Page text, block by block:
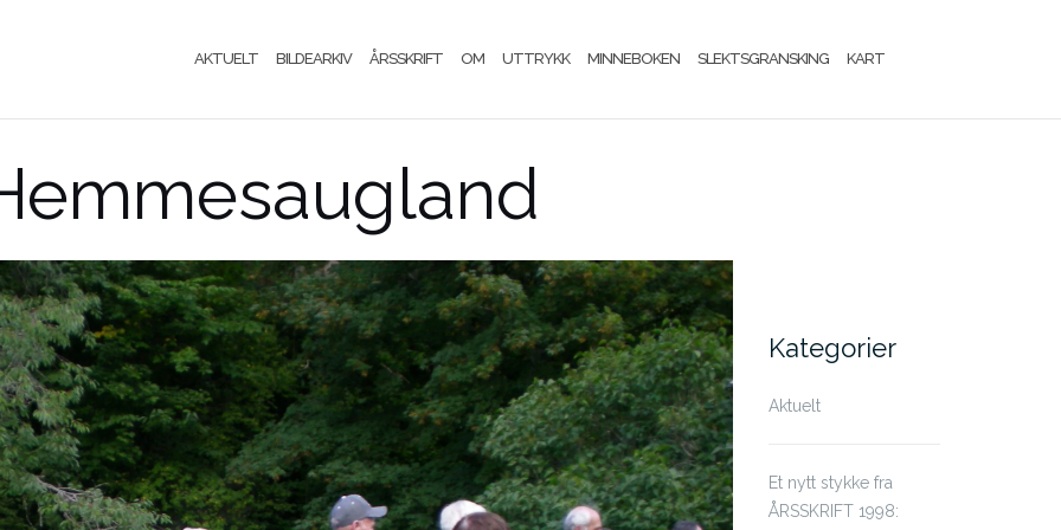
AKTUELT BILDEARKIV ÅRSSKRIFT OM UTTRYKK MINNEBOKEN SLEKTSGRANSKING KART
Kategorier
Aktuelt
Et nytt stykke fra
ÅRSSKRIFT 1998: